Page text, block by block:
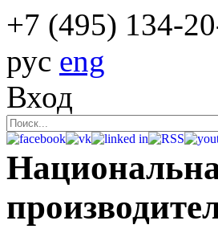
+7 (495) 134-
рус eng
Вход